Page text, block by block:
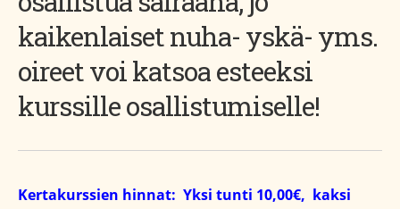
kaikenlaiset nuha- yskä- yms.
oireet voi katsoa esteeksi
kurssille osallistumiselle!
Kertakurssien hinnat: Yksi tunti 10,00€, kaksi